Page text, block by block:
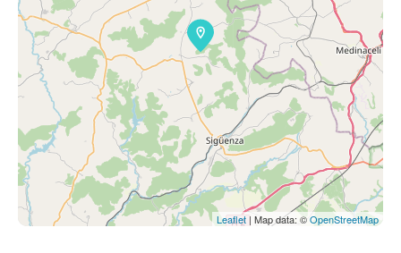
Leaflet| Map data: ©OpenStreetMap